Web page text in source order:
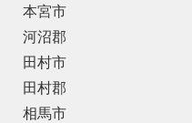
本宮市
河沼郡
田村市
田村郡
相馬市